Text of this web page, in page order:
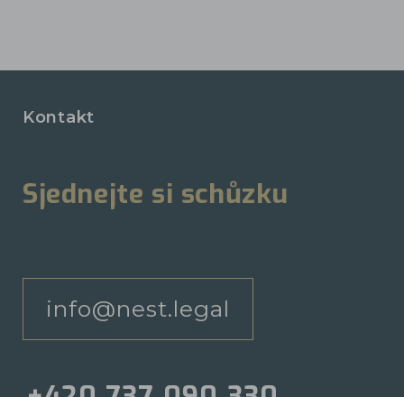
Kontakt
Sjednejte si schůzku
info@nest.legal